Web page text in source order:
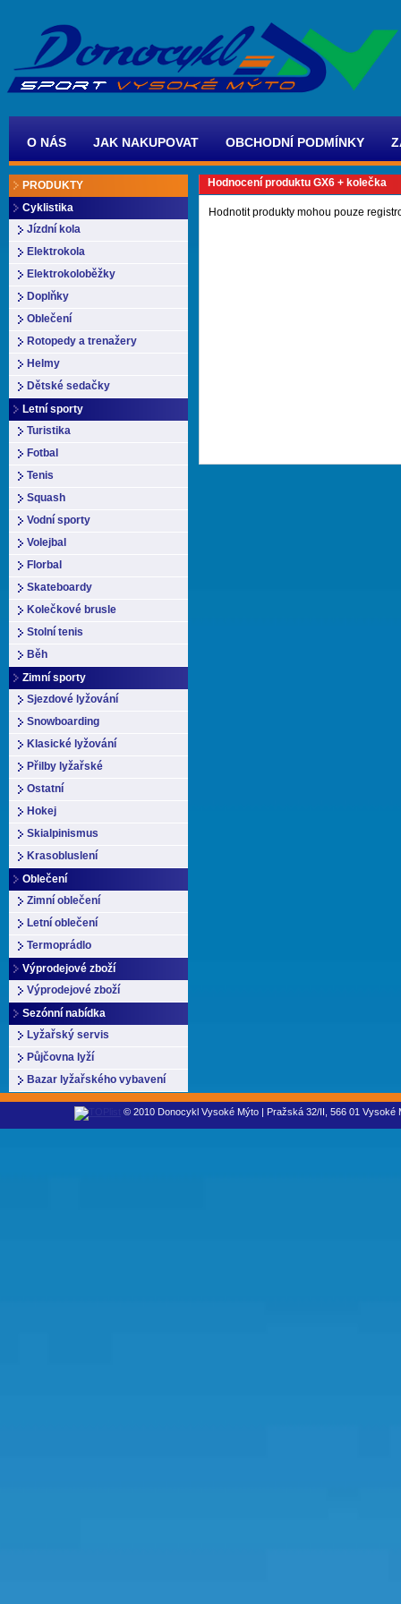
O NÁS JAK NAKUPOVAT OBCHODNÍ PODMÍNKY
PRODUKTY
Cyklistika
Jízdní kola
Elektrokola
Elektrokoloběžky
Doplňky
Oblečení
Rotopedy a trenažery
Helmy
Dětské sedačky
Letní sporty
Turistika
Fotbal
Tenis
Squash
Vodní sporty
Volejbal
Florbal
Skateboardy
Kolečkové brusle
Stolní tenis
Běh
Zimní sporty
Sjezdové lyžování
Snowboarding
Klasické lyžování
Přilby lyžařské
Ostatní
Hokej
Skialpinismus
Krasobluslení
Oblečení
Zimní oblečení
Letní oblečení
Termoprádlo
Výprodejové zboží
Výprodejové zboží
Sezónní nabídka
Lyžařský servis
Půjčovna lyží
Bazar lyžařského vybavení
Hodnocení produktu GX6 + kolečka
Hodnotit produkty mohou pouze
© 2010 Donocykl Vysoké Mýto | Pražská 32/II, 566 01 Vysoké